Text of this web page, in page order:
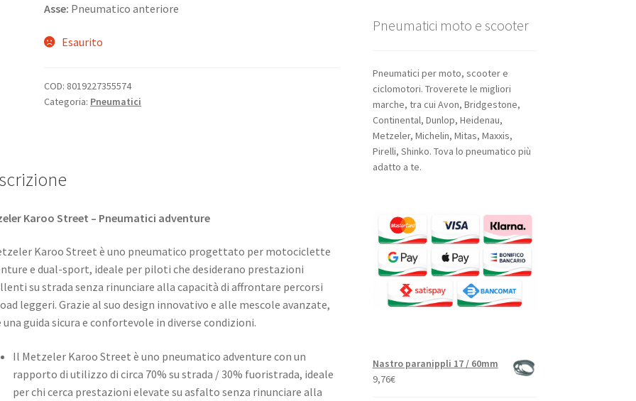
Asse: Pneumatico anteriore
Esaurito
COD: 8019227355574
Categoria: Pneumatici
Karoo Street – Pneumatici adventure
Karoo Street è uno pneumatico progettato per motociclette
e dual-sport, ideale per piloti che desiderano prestazioni
su strada senza rinunciare alla capacità di affrontare percorsi
leggeri. Grazie al suo design innovativo e alle mescole avanzate,
una guida sicura e confortevole in diverse condizioni.​
Il Metzeler Karoo Street è uno pneumatico adventure con un
rapporto di utilizzo di circa 70% su strada / 30% fuoristrada, ideale
per chi cerca prestazioni elevate su asfalto senza rinunciare alla
Pneumatici moto e scooter
Pneumatici per moto, scooter e
ciclomotori. Troverete le migliori
marche, tra cui Avon, Bridgestone,
Continental, Dunlop, Heidenau,
Metzeler, Michelin, Mitas, Maxxis,
Pirelli, Shinko. Tova lo pneumatico più
adatto a te.
Nastro paranippli 17 / 60mm
9,76€